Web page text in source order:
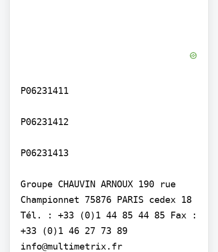
P06231411
P06231412
P06231413
Groupe CHAUVIN ARNOUX 190 rue
Championnet 75876 PARIS cedex 18
Tél. : +33 (0)1 44 85 44 85 Fax :
+33 (0)1 46 27 73 89
info@multimetrix.fr